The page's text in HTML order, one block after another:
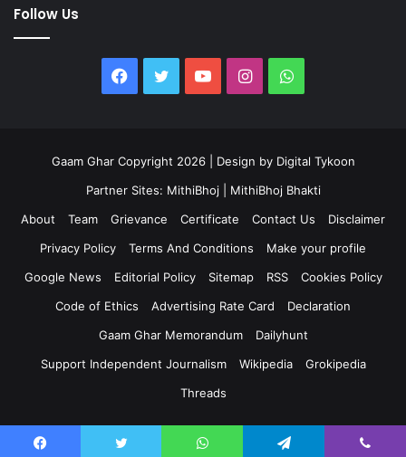
Follow Us
Facebook
TwitterYouTubeInstagramWhatsApp
Gaam Ghar Copyright 2026 | Design by Digital Tykoon
Partner Sites: MithiBhoj
MithiBhoj Bhakti
About
Team Grievance Certificate Contact Us
Disclaimer
Privacy Policy
Terms And Conditions
Make your profile
Google News
Editorial Policy Sitemap RSS
Cookies Policy
Code of Ethics
Advertising Rate Card
Declaration
Gaam Ghar Memorandum
Dailyhunt
Support Independent Journalism
Wikipedia
Grokipedia
Threads